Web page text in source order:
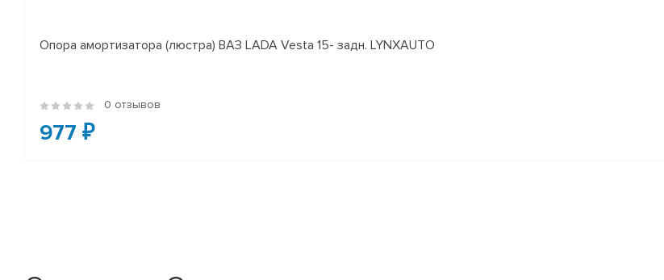
Опора амортизатора (люстра) ВАЗ LADA Vesta 15- задн. LYNXAUTO
0 отзывов
977 ₽